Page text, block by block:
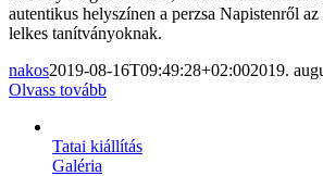
autentikus helyszínen a perzsa Napistenről
lelkes tanítványoknak.
nakos2019-08-16T09:49:28+02:002019.
Olvass tovább
Tatai kiállítás
Galéria